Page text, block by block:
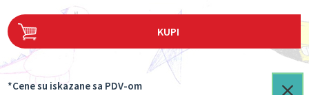
KUPI
*Cene su iskazane sa PDV-om